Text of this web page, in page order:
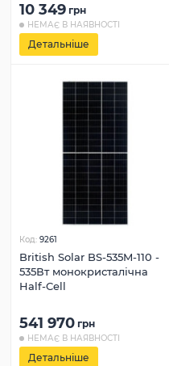
10 349 грн
НЕМАЄ В НАЯВНОСТІ
Детальніше
Код: 9261
British Solar BS-535M-110 -
535Вт монокристалічна
Half-Cell
541 970 грн
НЕМАЄ В НАЯВНОСТІ
Детальніше